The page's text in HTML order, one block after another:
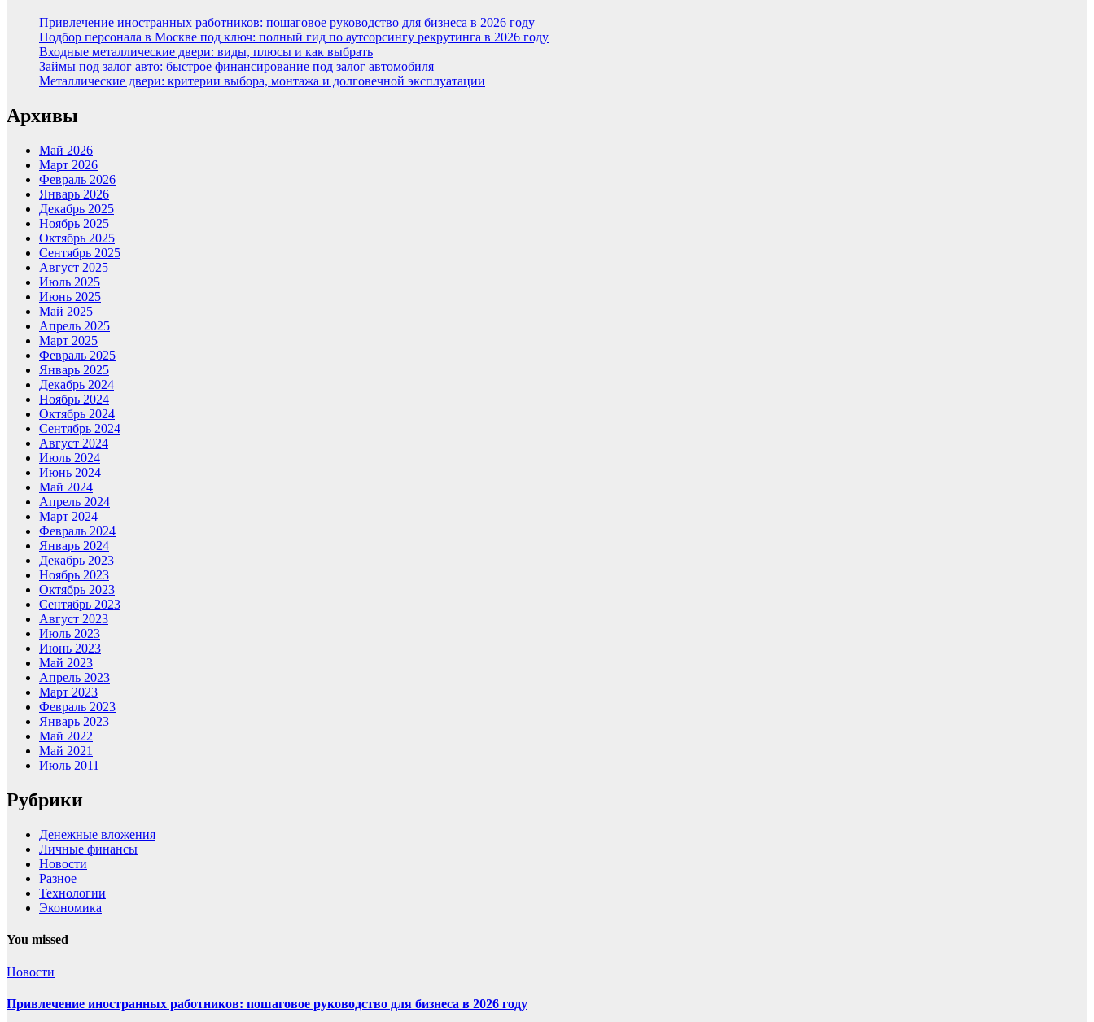
Привлечение иностранных работников: пошаговое руководство для бизнеса в 2026 году
Подбор персонала в Москве под ключ: полный гид по аутсорсингу рекрутинга в 2026 году
Входные металлические двери: виды, плюсы и как выбрать
Займы под залог авто: быстрое финансирование под залог автомобиля
Металлические двери: критерии выбора, монтажа и долговечной эксплуатации
Архивы
Май 2026
Март 2026
Февраль 2026
Январь 2026
Декабрь 2025
Ноябрь 2025
Октябрь 2025
Сентябрь 2025
Август 2025
Июль 2025
Июнь 2025
Май 2025
Апрель 2025
Март 2025
Февраль 2025
Январь 2025
Декабрь 2024
Ноябрь 2024
Октябрь 2024
Сентябрь 2024
Август 2024
Июль 2024
Июнь 2024
Май 2024
Апрель 2024
Март 2024
Февраль 2024
Январь 2024
Декабрь 2023
Ноябрь 2023
Октябрь 2023
Сентябрь 2023
Август 2023
Июль 2023
Июнь 2023
Май 2023
Апрель 2023
Март 2023
Февраль 2023
Январь 2023
Май 2022
Май 2021
Июль 2011
Рубрики
Денежные вложения
Личные финансы
Новости
Разное
Технологии
Экономика
You missed
Новости
Привлечение иностранных работников: пошаговое руководство для бизнеса в 2026 году